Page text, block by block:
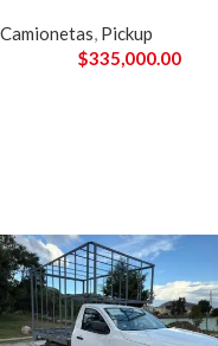
Camionetas, Pickup
$335,000.00